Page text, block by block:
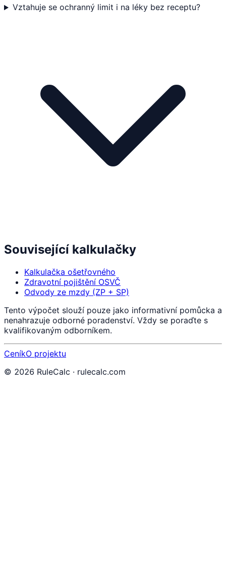
Vztahuje se ochranný limit i na léky bez receptu?
Související kalkulačky
Kalkulačka ošetřovného
Zdravotní pojištění OSVČ
Odvody ze mzdy (ZP + SP)
Tento výpočet slouží pouze jako informativní pomůcka a
nenahrazuje odborné poradenství. Vždy se poraďte s
kvalifikovaným odborníkem.
CeníkO projektu
© 2026 RuleCalc · rulecalc.com